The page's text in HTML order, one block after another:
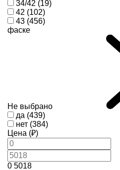
34/42 (19)
42 (102)
43 (456)
фаске
Не выбрано
да (439)
нет (384)
Цена (₽)
0 5018